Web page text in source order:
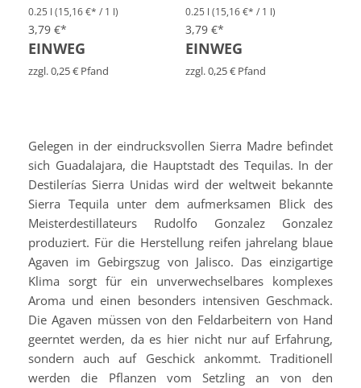
0.25 l (15,16 €* / 1 l)
3,79 €*
EINWEG
zzgl. 0,25 € Pfand
0.25 l (15,16 €* / 1 l)
3,79 €*
EINWEG
zzgl. 0,25 € Pfand
Gelegen in der eindrucksvollen Sierra Madre befindet
sich Guadalajara, die Hauptstadt des Tequilas. In der
Destilerías Sierra Unidas wird der weltweit bekannte
Sierra Tequila unter dem aufmerksamen Blick des
Meisterdestillateurs Rudolfo Gonzalez Gonzalez
produziert. Für die Herstellung reifen jahrelang blaue
Agaven im Gebirgszug von Jalisco. Das einzigartige
Klima sorgt für ein unverwechselbares komplexes
Aroma und einen besonders intensiven Geschmack.
Die Agaven müssen von den Feldarbeitern von Hand
geerntet werden, da es hier nicht nur auf Erfahrung,
sondern auch auf Geschick ankommt. Traditionell
werden die Pflanzen vom Setzling an von den